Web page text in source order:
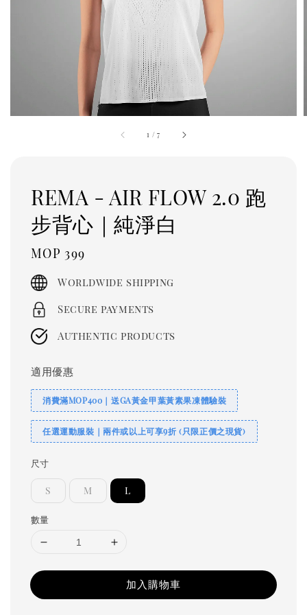
1 /7
REMA - AIR FLOW 2.0 跑
步背心｜純淨白
Regular
price
MOP 399
Worldwide shipping
Secure payments
Authentic products
適用優惠
消費滿MOP400｜送GA黃金甲葉黃素果凍體驗裝
任選運動服裝｜兩件或以上可享9折 (只限正價之現貨)
尺寸
S M L
數量
加入購物車